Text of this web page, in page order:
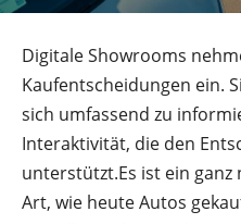
Digitale Showrooms
Kaufentscheidungen ein.
sich umfassend zu
Interaktivität, die den
unterstützt.Es ist ein
Art, wie heute Autos